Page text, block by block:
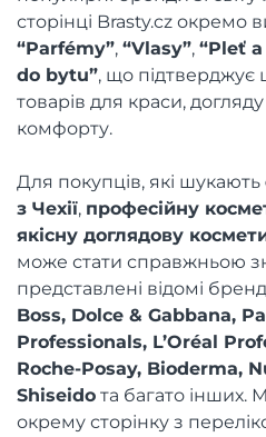
сторінці Brasty.cz окремо
“Parfémy”, “Vlasy”, “Pleť
do bytu”, що
товарів для краси,
комфорту.
Для покупців, які шукають
з Чехії, професійну
якісну доглядову
може стати справжньою
представлені відомі
Boss, Dolce & Gabbana,
Professionals, L’Oréal
Roche-Posay, Bioderma,
Shiseido та багато інших.
окрему сторінку з